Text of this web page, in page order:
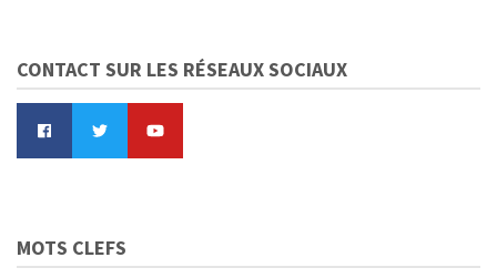
CONTACT SUR LES RÉSEAUX SOCIAUX
MOTS CLEFS